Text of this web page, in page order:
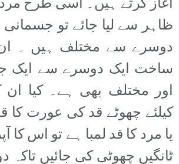
ظاہر سے لیا جائے تو
دوسرے سے مختلف ہیں ۔ ان
ساخت ایک دوسرے سے ایک
اور مختلف بھی ہے۔ کیا ان
کیلئے چھوٹے قد کی عورت کا
یا مرد کا قد لمبا ہے تو اس کا
ٹانگیں چھوٹی کی جائیں